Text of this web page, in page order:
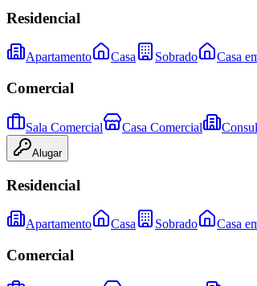
Residencial
Apartamento Casa Sobrado Casa
Comercial
Sala Comercial Casa Comercial
Alugar
Residencial
Apartamento Casa Sobrado Casa
Comercial